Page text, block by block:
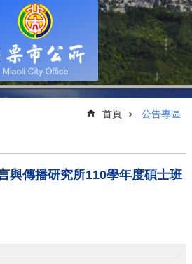
首頁 公告專區
與傳播研究所110學年度碩士班